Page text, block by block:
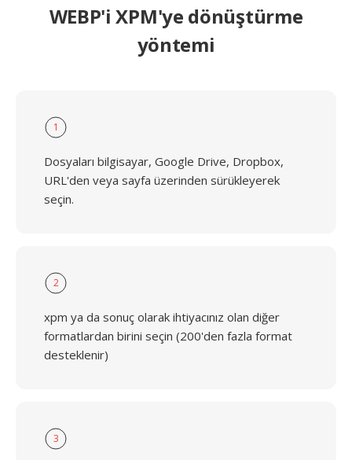
WEBP'i XPM'ye dönüştürme
yöntemi
1
Dosyaları bilgisayar, Google Drive, Dropbox,
URL'den veya sayfa üzerinden sürükleyerek
seçin.
2
xpm ya da sonuç olarak ihtiyacınız olan diğer
formatlardan birini seçin (200'den fazla format
desteklenir)
3